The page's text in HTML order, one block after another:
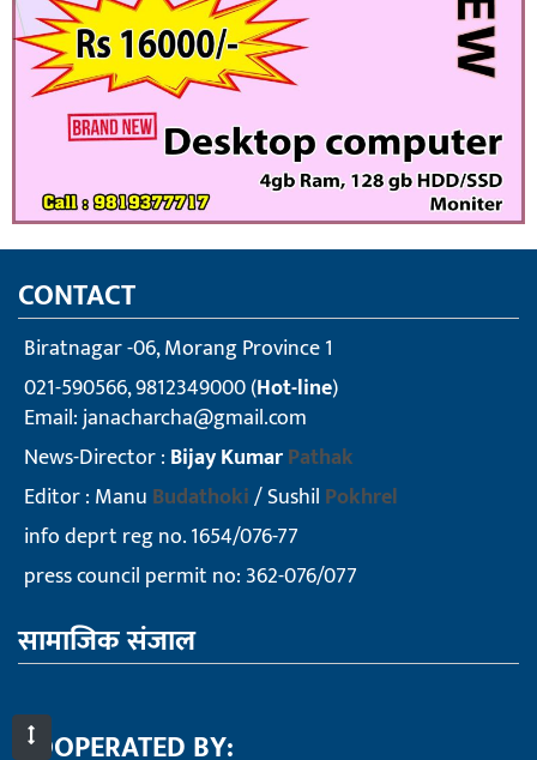
CONTACT
Biratnagar -06, Morang Province 1
021-590566, 9812349000 (Hot-line)
Email:janacharcha@gmail.com
News-Director : Bijay KumarPathak
Editor : Manu Budathoki/ Sushil Pokhrel
info deprt reg no. 1654/076-77
press council permit no: 362-076/077
सामाजिक संजाल
COOPERATED BY: